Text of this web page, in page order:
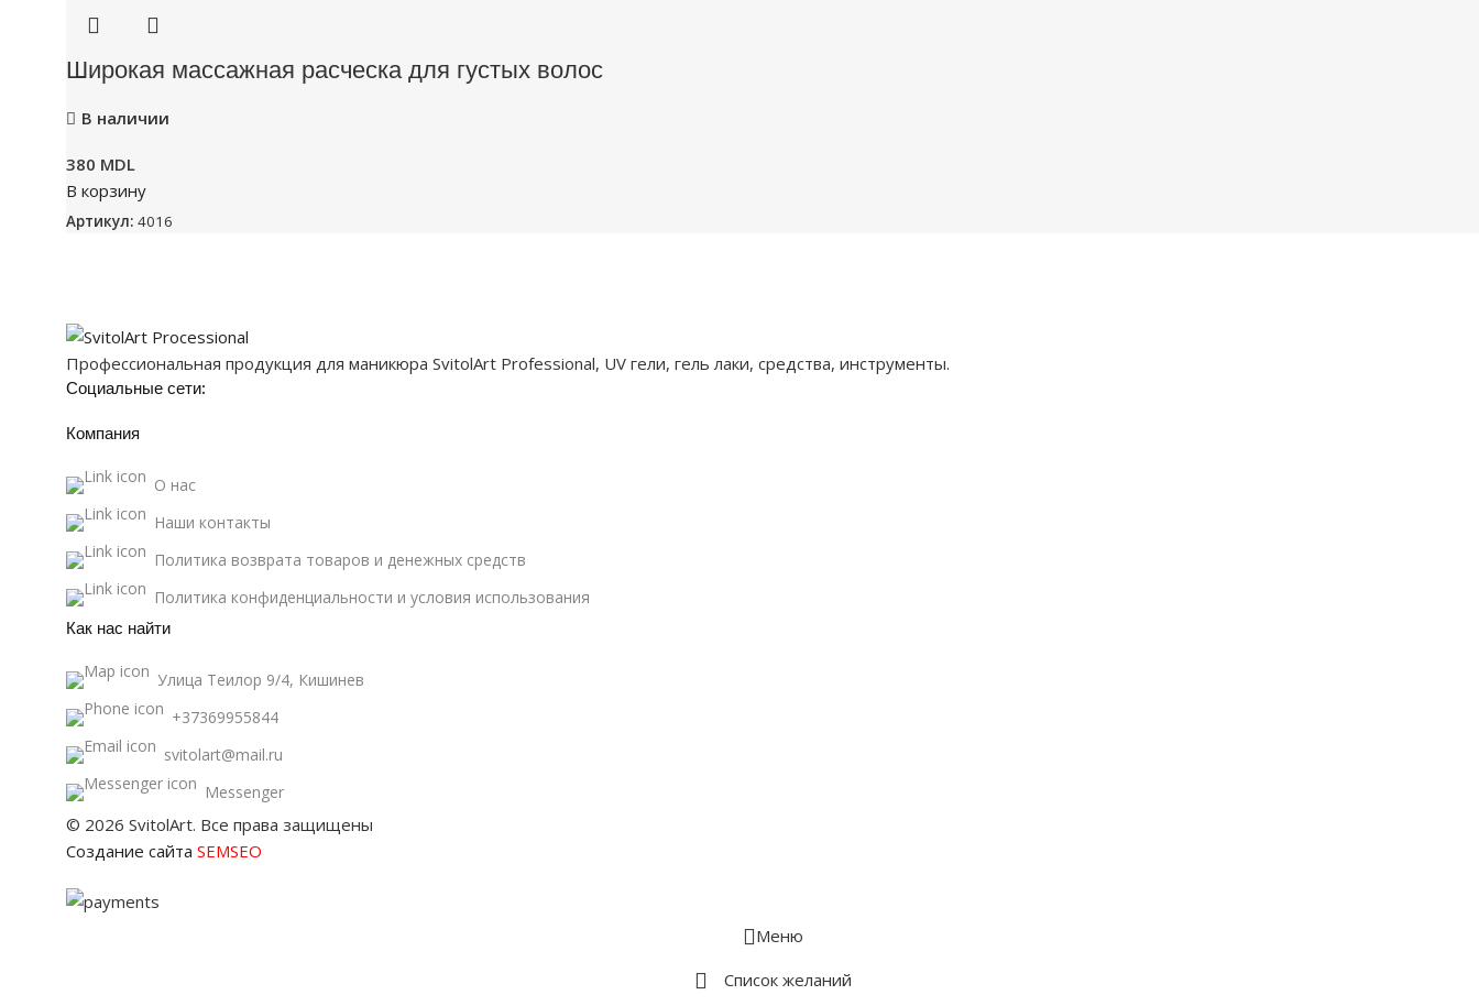
Широкая массажная расческа для густых волос
В наличии
380 MDL
В корзину
Артикул: 4016
Профессиональная продукция для маникюра SvitolArt Professional, UV гели, гель лаки, средства, инструменты.
Социальные сети:
Компания
О нас
Наши контакты
Политика возврата товаров и денежных средств
Политика конфиденциальности и условия использования
Как нас найти
Улица Теилор 9/4, Кишинев
+37369955844
svitolart@mail.ru
Messenger
© 2026 SvitolArt. Все права защищены
Создание сайта SEMSEO
Меню
Список желаний